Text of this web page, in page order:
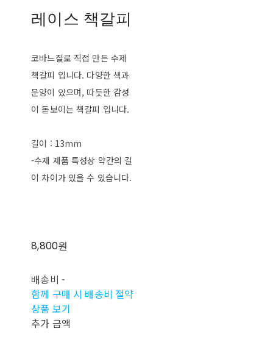
레이스 책갈피
코바느질로 직접 만든 수제
책갈피 입니다. 다양한 색과
문양이 있으며, 따듯한 감성
이 돋보이는 책갈피 입니다.
길이 : 13mm
-수제 제품 특성상 약간의 길
이 차이가 있을 수 있습니다.
8,800원
배송비 -
함께 구매 시 배송비 절약
상품 보기
추가 금액